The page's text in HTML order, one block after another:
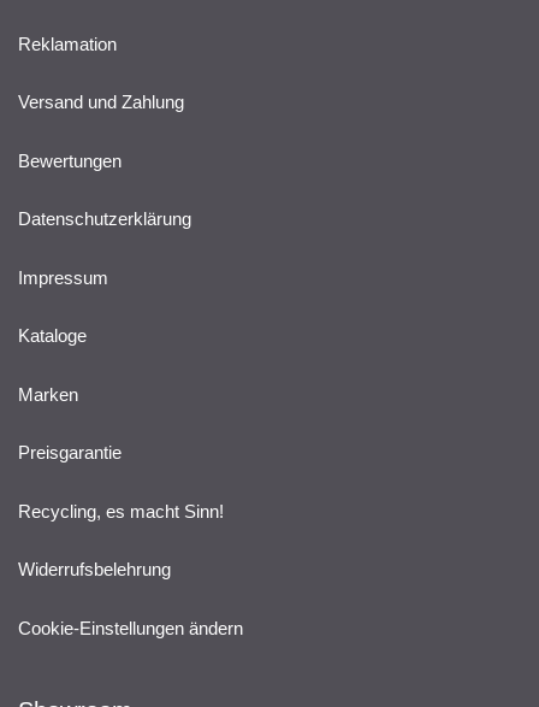
Reklamation
Versand und Zahlung
Bewertungen
Datenschutzerklärung
Impressum
Kataloge
Marken
Preisgarantie
Recycling, es macht Sinn!
Widerrufsbelehrung
Cookie-Einstellungen ändern